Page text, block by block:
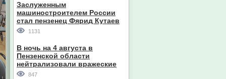
Заслуженным
машиностроителем России
стал пензенец Фярид Кутаев
1131
В ночь на 4 августа в
Пензенской области
нейтрализовали вражеские
дроны
847